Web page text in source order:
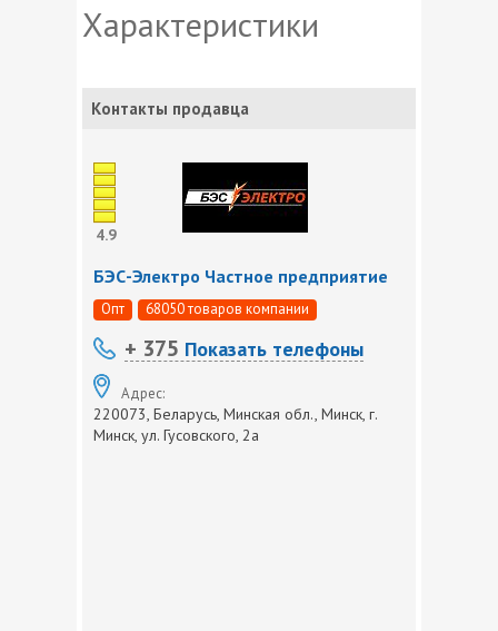
Характеристики
Контакты продавца
4.9
БЭС-Электро Частное предприятие
Опт 68050 товаров компании
+ 375 Показать телефоны
Адрес:
220073, Беларусь, Минская обл., Минск, г.
Минск, ул. Гусовского, 2а